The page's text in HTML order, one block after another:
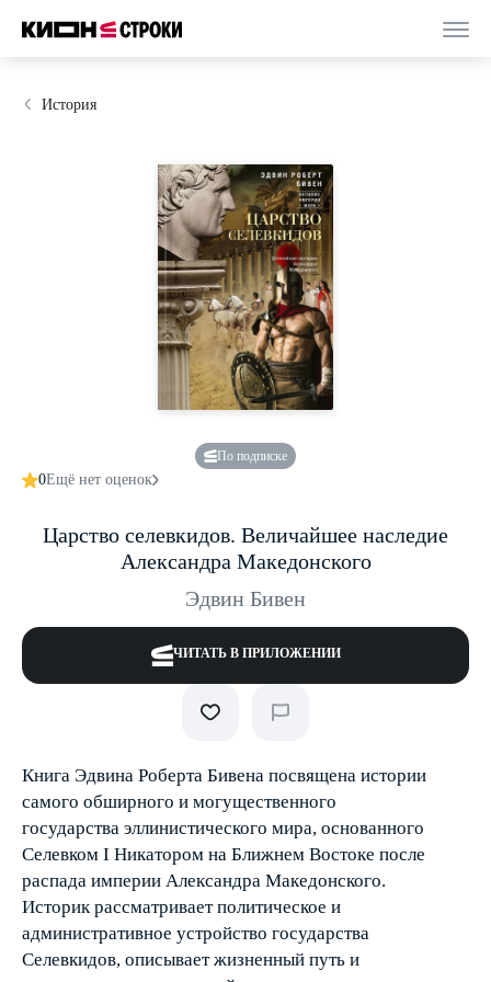
История
По подписке
0Ещё нет оценок
Царство селевкидов. Величайшее наследие
Александра Македонского
Эдвин Бивен
ЧИТАТЬ В ПРИЛОЖЕНИИ
Книга Эдвина Роберта Бивена посвящена истории
самого обширного и могущественного
государства эллинистического мира, основанного
Селевком I Никатором на Ближнем Востоке после
распада империи Александра Македонского.
Историк рассматривает политическое и
административное устройство государства
Селевкидов, описывает жизненный путь и